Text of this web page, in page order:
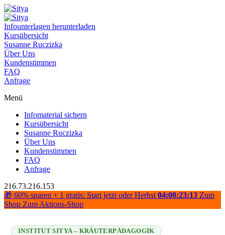
Infounterlagen herunterladen
Kursübersicht
Susanne Ruczizka
Über Uns
Kundenstimmen
FAQ
Anfrage
Menü
Infomaterial sichern
Kursübersicht
Susanne Ruczizka
Über Uns
Kundenstimmen
FAQ
Anfrage
216.73.216.153
🎁 60% sparen + 1 gratis: Start jetzt oder Herbst 04:08:23:13 Zum
Shop Zum Aktions-Shop
INSTITUT SITYA – KRÄUTERPÄDAGOGIK